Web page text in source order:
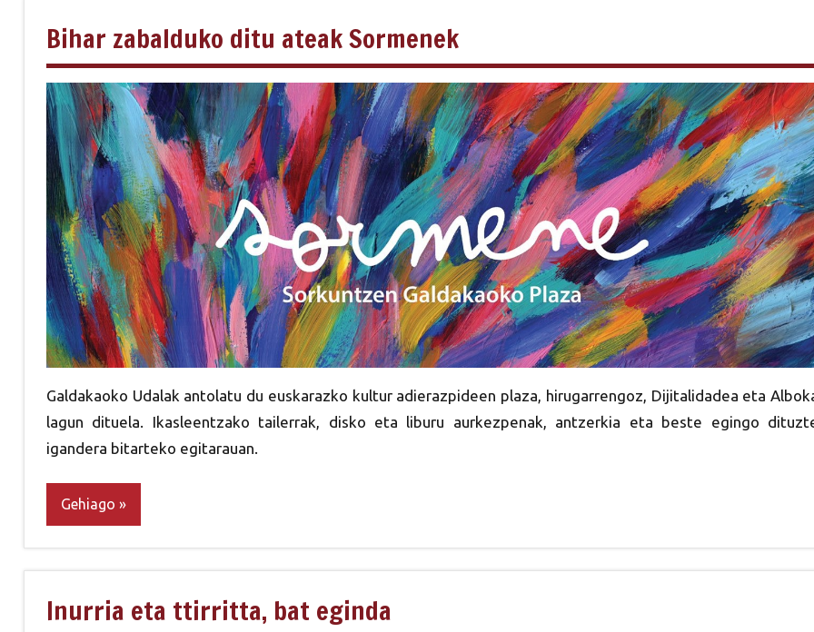
Bihar zabalduko ditu ateak Sormenek
Galdakaoko Udalak antolatu du euskarazko kultur adierazpideen plaza, hirugarrengoz, Dijitalidadea eta
lagun dituela. Ikasleentzako tailerrak, disko eta liburu aurkezpenak, antzerkia eta beste egingo
igandera bitarteko egitarauan.
Gehiago
Inurria eta ttirritta, bat eginda